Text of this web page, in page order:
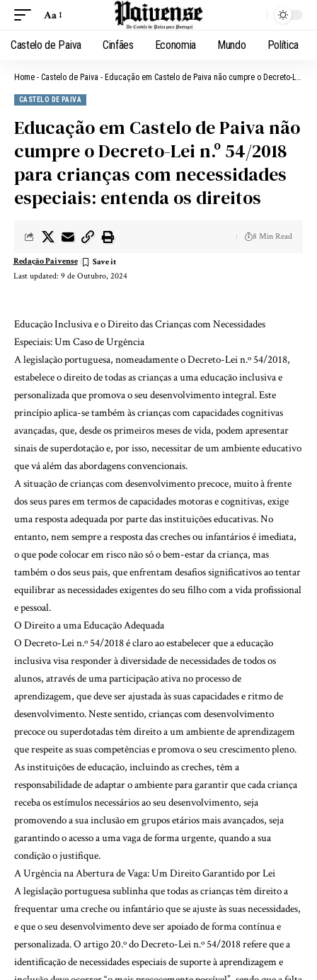
Aa
Castelo de Paiva Cinfães Economia Mundo Política
Home - Castelo de Paiva - Educação em Castelo de Paiva não cumpre o Decreto-Lei n.º 54/2018 para crianças com necessidades especiais: entenda os direitos
CASTELO DE PAIVA
Educação em Castelo de Paiva não
cumpre o Decreto-Lei n.º 54/2018
para crianças com necessidades
especiais: entenda os direitos
Last updated: 9 de Outubro, 2024
Redação Paivense
8 Min Read
Educação Inclusiva e o Direito das Crianças com Necessidades
Especiais: Um Caso de Urgência
A legislação portuguesa, nomeadamente o Decreto-Lei n.º 54/2018,
estabelece o direito de todas as crianças a uma educação inclusiva e
personalizada que promova o seu desenvolvimento integral. Este
princípio aplica-se também às crianças com capacidades cognitivas
avançadas, que, desde os primeiros meses de vida, podem apresentar
sinais de superdotação e, por isso, necessitar de um ambiente educativo
que vá além das abordagens convencionais.
A situação de crianças com desenvolvimento precoce, muito à frente
dos seus pares em termos de capacidades motoras e cognitivas, exige
uma resposta adequada por parte das instituições educativas. No
entanto, nem sempre a resposta das creches ou infantários é imediata,
o que pode colocar em risco não só o bem-estar da criança, mas
também o dos seus pais, que enfrentam desafios significativos ao tentar
equilibrar as necessidades exigentes do seu filho com a vida profissional
e pessoal.
O Direito a uma Educação Adequada
O Decreto-Lei n.º 54/2018 é claro ao estabelecer que a educação
inclusiva visa responder à diversidade de necessidades de todos os
alunos, através de uma participação ativa no processo de
aprendizagem, que deve ser ajustada às suas capacidades e ritmo de
desenvolvimento. Neste sentido, crianças com desenvolvimento
precoce ou superdotadas têm direito a um ambiente de aprendizagem
que respeite as suas competências e promova o seu crescimento pleno.
As instituições de educação, incluindo as creches, têm a
responsabilidade de adaptar o ambiente para garantir que cada criança
receba os estímulos necessários ao seu desenvolvimento, seja
promovendo a sua inclusão em grupos etários mais avançados, seja
garantindo o acesso a uma vaga de forma urgente, quando a sua
condição o justifique.
A Urgência na Abertura de Vaga: Um Direito Garantido por Lei
A legislação portuguesa sublinha que todas as crianças têm direito a
frequentar uma creche ou infantário que se ajuste às suas necessidades,
e que o seu desenvolvimento deve ser apoiado de forma contínua e
personalizada. O artigo 20.º do Decreto-Lei n.º 54/2018 refere que a
identificação de necessidades especiais de suporte à aprendizagem e